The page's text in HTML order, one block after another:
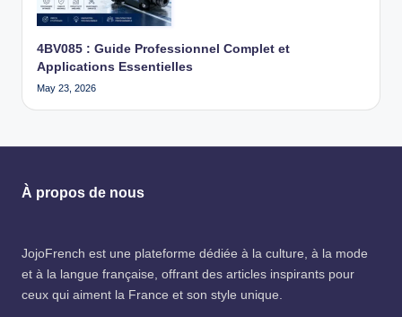
4BV085 : Guide Professionnel Complet et
Applications Essentielles
May 23, 2026
À propos de nous
JojoFrench est une plateforme dédiée à la culture, à la mode
et à la langue française, offrant des articles inspirants pour
ceux qui aiment la France et son style unique.